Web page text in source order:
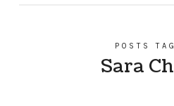
POSTS
Sara